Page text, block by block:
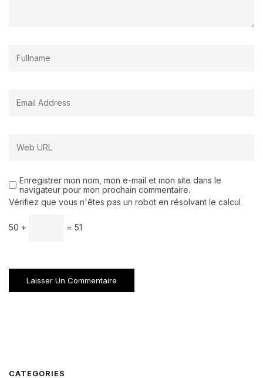
Enregistrer mon nom, mon e-mail et mon site dans le
navigateur pour mon prochain commentaire.
Vérifiez que vous n'êtes pas un robot en résolvant le calcul
50 + = 51
CATEGORIES